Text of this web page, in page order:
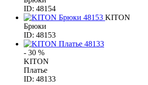
ID: 48154
KITON
Брюки
ID: 48153
- 30 %
KITON
Платье
ID: 48133